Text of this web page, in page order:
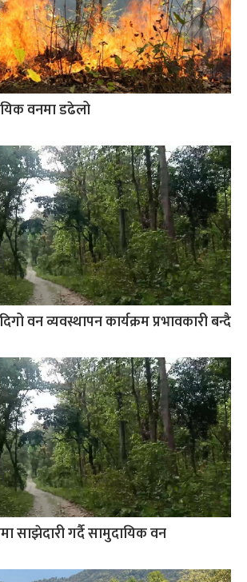
वनमा डढेलो
वन व्यवस्थापन कार्यक्रम प्रभावकारी बन्दै
साझेदारी गर्दै सामुदायिक वन